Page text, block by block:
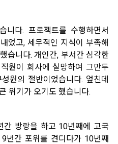
니다. 프로젝트를 수행하면서
었고, 세무적인 지식이 부족해
습니다. 개인간, 부서간 심각한
원이 회사에 실망하여 그만두
원의 절반이었습니다. 엎친데
위기가 오기도 했습니다.
간 방랑을 하고 10년째에 고국
년간 포위를 견디다가 10년째